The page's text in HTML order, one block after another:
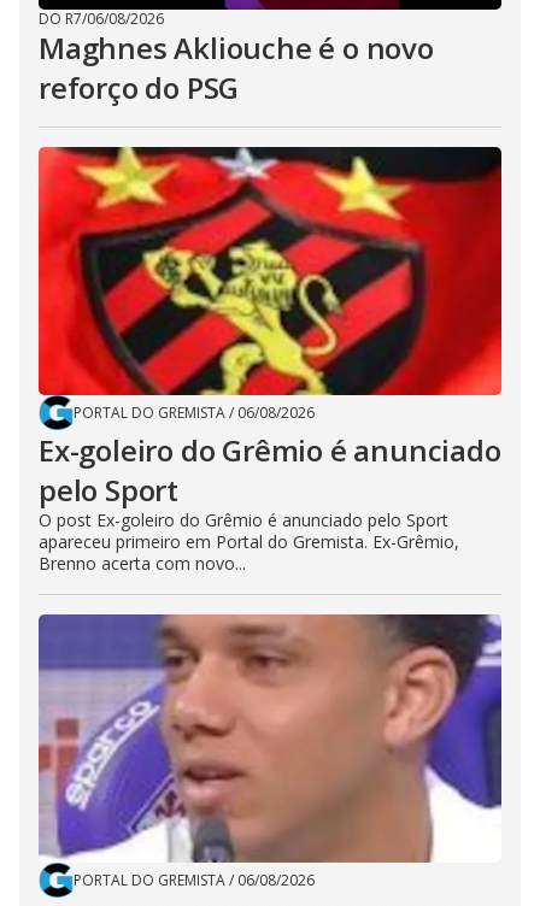
DO R7/06/08/2026
Maghnes Akliouche é o novo
reforço do PSG
PORTAL DO GREMISTA/ 06/08/2026
Ex-goleiro do Grêmio é anunciado
pelo Sport
O post Ex-goleiro do Grêmio é anunciado pelo Sport
apareceu primeiro em Portal do Gremista. Ex-Grêmio,
Brenno acerta com novo...
PORTAL DO GREMISTA/ 06/08/2026